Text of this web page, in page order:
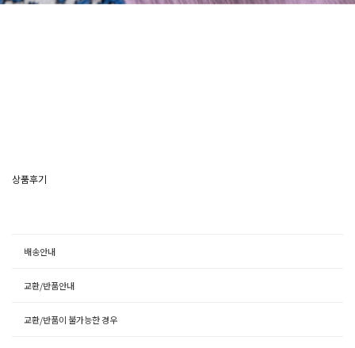
상품후기
배송안내
교환/반품안내
교환/반품이 불가능한 경우